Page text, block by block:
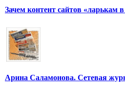
Зачем контент сайтов «ларькам в
Арина Саламонова. Сетевая